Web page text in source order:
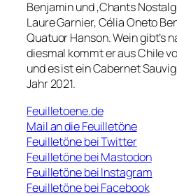
Benjamin und ‚Chants
Laure Garnier, Célia Oneto
Quatuor Hanson. Wein gibt’s
diesmal kommt er aus Chile
und es ist ein Cabernet
Jahr 2021.
Feuilletoene.de
Mail an die Feuilletöne
Feuilletöne bei Twitter
Feuilletöne bei Mastodon
Feuilletöne bei Instagram
Feuilletöne bei Facebook